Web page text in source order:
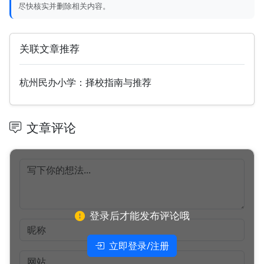
尽快核实并删除相关内容。
关联文章推荐
杭州民办小学：择校指南与推荐
文章评论
登录后才能发布评论哦
立即登录/注册